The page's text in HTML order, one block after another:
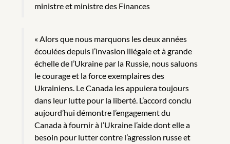
ministre et ministre des Finances
« Alors que nous marquons les deux années
écoulées depuis l’invasion illégale et à grande
échelle de l’Ukraine par la Russie, nous saluons
le courage et la force exemplaires des
Ukrainiens. Le Canada les appuiera toujours
dans leur lutte pour la liberté. L’accord conclu
aujourd’hui démontre l’engagement du
Canada à fournir à l’Ukraine l’aide dont elle a
besoin pour lutter contre l’agression russe et